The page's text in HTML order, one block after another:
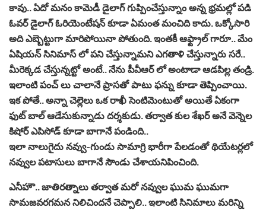
కావు.. ఏదో మ‌నం కామెడీ డైలాగ్ గుప్పించేస్తున్నాం అన్న భ్ర‌మ‌ల్లో ప‌డి
ఓవ‌ర్ డైలాగ్ ఓరియెంటేష‌న్ కూడా ఏమంత మంచిది కాదు. ఒక్కోసారి
అది ఎబ్బెట్టుగా మారిపోయినా పోతుంది. ఇంత‌కీ ఆఫ్ట్రాల్ గారూ.. మేం
ఏషియ‌న్ సినిమాస్ లో ప‌ని చేస్తున్నామ‌ని ఎగ‌తాళి చేస్తున్నారు స‌రే..
మీరెక్క‌డ చేస్తున్న‌ట్టో అంటే.. నేను పీవీఆర్ లో అంటాడా ఆడ‌పిల్ల తండ్రి.
ఇలాంటి పంచ్ లు చాలానే ప్రాస‌తో పాటు ఫ‌న్ను కూడా తెప్పించాయి.
ఇక పోతే.. అన్నా చెల్లెలు ఒక రాఖీ సెంటిమెంటుతో అయితే ఏకంగా
ఫుట్ బాల్ ఆడేసుకున్నాడు ద‌ర్శ‌కుడు. త‌ర్వాత కుల శేఖ‌ర్ అనే వెన్నెల
కిషోర్ ఎపిసోడ్ కూడా బాగానే పండింది..
ఇలా నాలుగైదు న‌వ్వు-గుండు సామాగ్రి భారీగా పేల‌డంతో థియేట‌ర్ల‌లో
న‌వ్వుల ప‌టాసులు బాగానే సౌండు చేశాయ‌నిపించింది.
ఎనీహౌ.. జాతిర‌త్నాలు త‌ర్వాత మ‌రో న‌వ్వుల ఘుమ ఘుమ‌గా
సామ‌జ‌వ‌ర‌గ‌మ‌న నిలిచింద‌నే చెప్పాలి.. ఇలాంటి సినిమాలు మ‌రిన్ని